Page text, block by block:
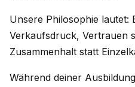
Unsere Philosophie lautet:
Verkaufsdruck, Vertrauen
Zusammenhalt statt
Während deiner